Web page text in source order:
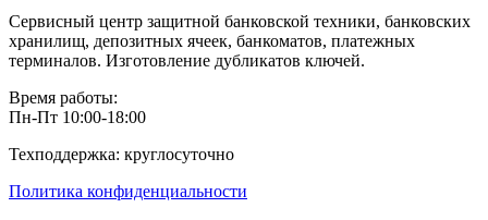
Сервисный центр защитной банковской техники, банковских
хранилищ, депозитных ячеек, банкоматов, платежных
терминалов. Изготовление дубликатов ключей.
Время работы:
Пн-Пт 10:00-18:00
Техподдержка: круглосуточно
Политика конфиденциальности